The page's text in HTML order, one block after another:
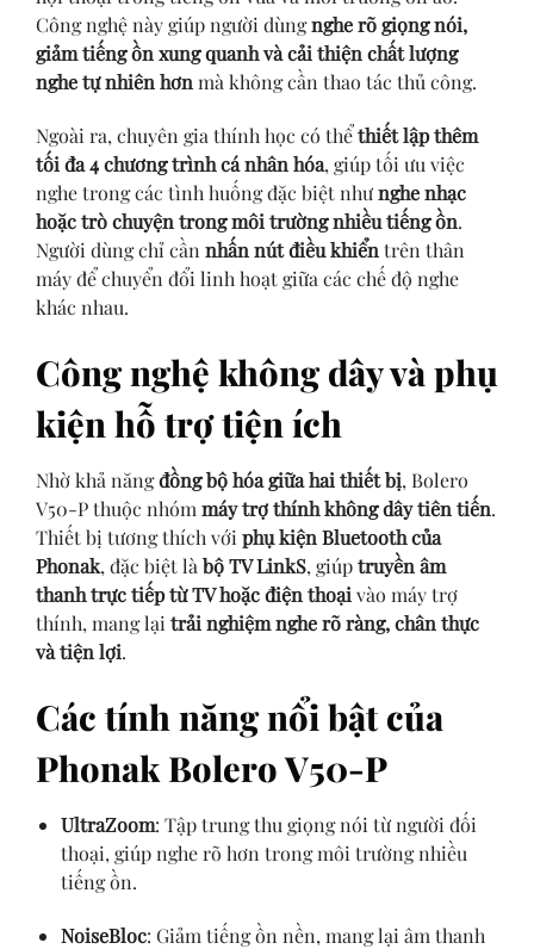
Công nghệ này giúp người dùngnghe rõ giọng nói,
giảm tiếng ồn xung quanh và cải thiện chất lượng
nghe tự nhiên hơn mà không cần thao tác thủ công.
Ngoài ra, chuyên gia thính học có thểthiết lập thêm
tối đa 4 chương trình cá nhân hóa, giúp tối ưu việc
nghe trong các tình huống đặc biệt nhưnghe nhạc
hoặc trò chuyện trong môi trường nhiều tiếng ồn.
Người dùng chỉ cần nhấn nút điều khiển trên thân
máy để chuyển đổi linh hoạt giữa các chế độ nghe
khác nhau.
Công nghệ không dây và phụ
kiện hỗ trợ tiện ích
Nhờ khả năngđồng bộ hóa giữa hai thiết bị, Bolero
V50-P thuộc nhóm máy trợ thính không dây tiên tiến.
Thiết bị tương thích với phụ kiện Bluetooth của
Phonak, đặc biệt là bộ TV LinkS, giúptruyền âm
thanh trực tiếp từ TV hoặc điện thoại vào máy trợ
thính, mang lại trải nghiệm nghe rõ ràng, chân thực
và tiện lợi.
Các tính năng nổi bật của
Phonak Bolero V50-P
UltraZoom: Tập trung thu giọng nói từ người đối
thoại, giúp nghe rõ hơn trong môi trường nhiều
tiếng ồn.
NoiseBloc: Giảm tiếng ồn nền, mang lại âm thanh